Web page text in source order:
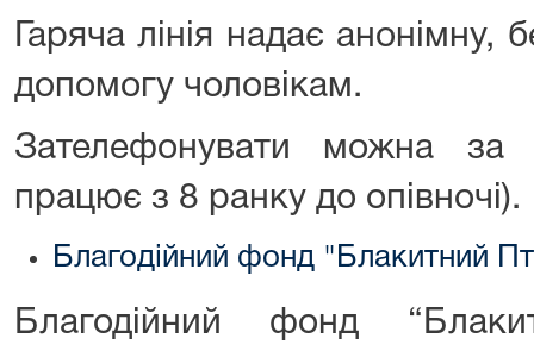
Гаряча лінія надає анонімну,
допомогу чоловікам.
Зателефонувати можна за
працює з 8 ранку до опівночі).
Благодійний фонд "Блакитний
Благодійний фонд